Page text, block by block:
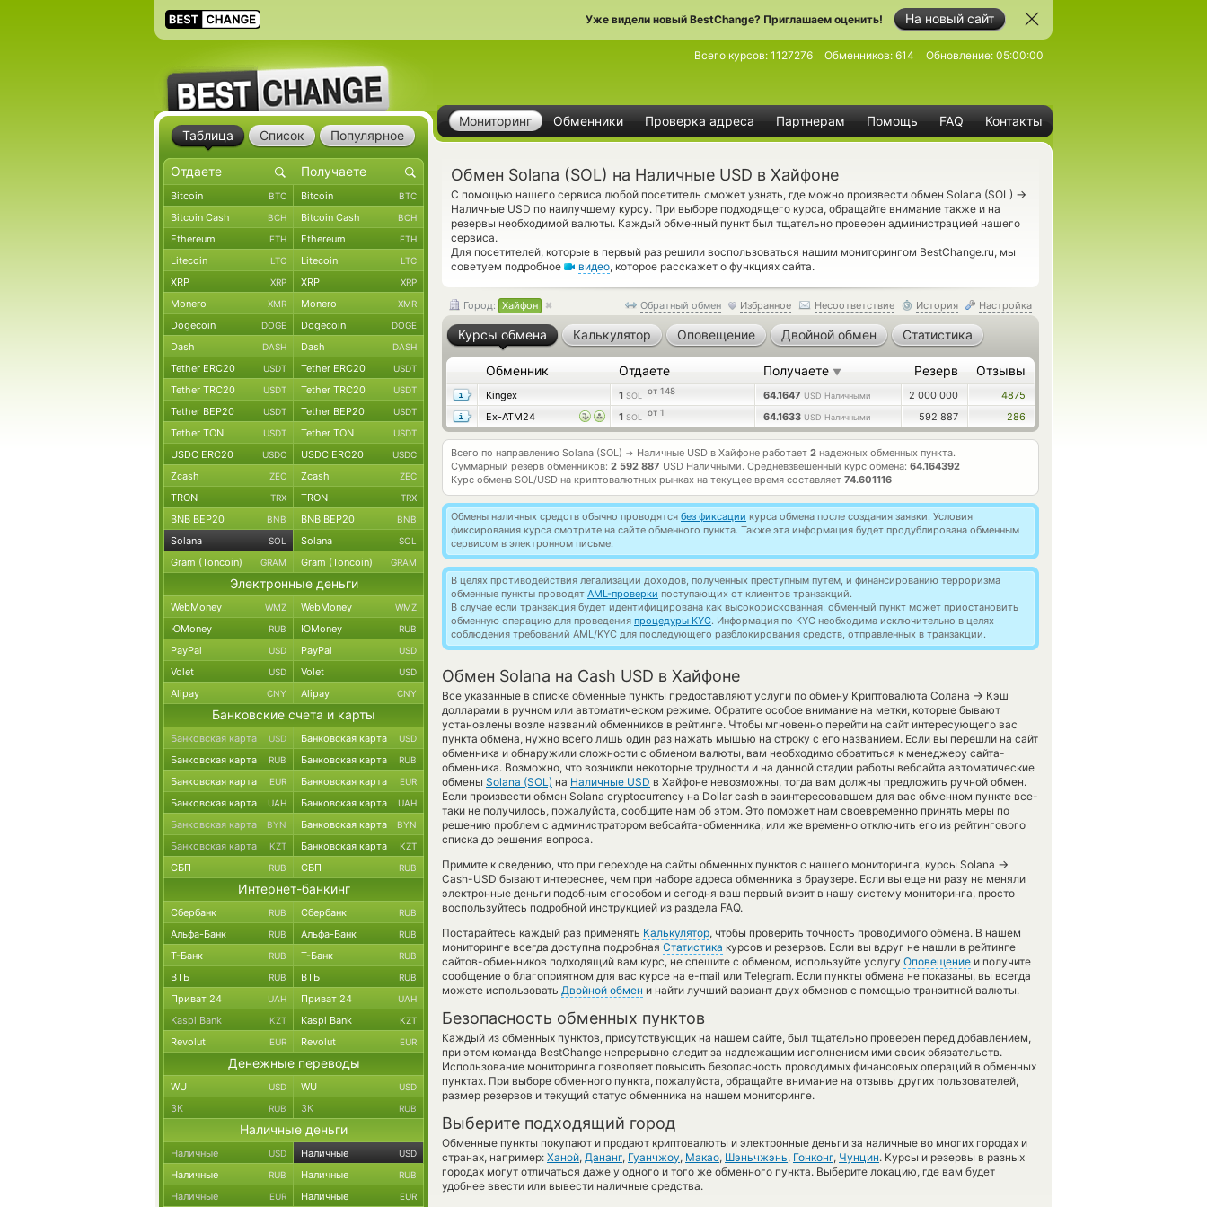
На новый сайт
Уже видели новый BestChange? Приглашаем оценить!
Мониторинг Обменники Проверка адреса Партнерам Помощь FAQ Контакты
Всего курсов: 1127276 Обменников: 614 Обновление: 05:00:00
Обмен Solana (SOL) на Наличные USD в Хайфоне
С помощью нашего сервиса любой посетитель сможет узнать, где можно произвести обмен Solana (SOL) →
Наличные USD по наилучшему курсу. При выборе подходящего курса, обращайте внимание также и на
резервы необходимой валюты. Каждый обменный пункт был тщательно проверен администрацией нашего
сервиса.
Для посетителей, которые в первый раз решили воспользоваться нашим мониторингом BestChange.ru, мы
советуем подробное
видео, которое расскажет о функциях сайта.
Обратный обмен Избранное Несоответствие История Настройка
Город: Хайфон
Курсы обмена Калькулятор Оповещение Двойной обмен Статистика
Обменник Отдаете Получаете ▼ Резерв Отзывы
Kingex 1 SOL от 148 64.1647 USD Наличными 2 000 000
4875
Ex-ATM24
1 SOL от 1 64.1633 USD Наличными 592 887 286
Всего по направлению Solana (SOL) → Наличные USD в Хайфоне работает 2 надежных обменных пункта.
Суммарный резерв обменников: 2 592 887 USD Наличными. Средневзвешенный курс обмена: 64.164392
Курс обмена SOL/USD на криптовалютных рынках на текущее время составляет 74.601116
Обмены наличных средств обычно проводятся без фиксации курса обмена после создания заявки. Условия
фиксирования курса смотрите на сайте обменного пункта. Также эта информация будет продублирована обменным
сервисом в электронном письме.
В целях противодействия легализации доходов, полученных преступным путем, и финансированию терроризма
обменные пункты проводят AML-проверки поступающих от клиентов транзакций.
В случае если транзакция будет идентифицирована как высокорискованная, обменный пункт может приостановить
обменную операцию для проведения процедуры KYC. Информация по KYC необходима исключительно в целях
соблюдения требований AML/KYC для последующего разблокирования средств, отправленных в транзакции.
Обмен Solana на Cash USD в Хайфоне
Все указанные в списке обменные пункты предоставляют услуги по обмену Криптовалюта Солана → Кэш
долларами в ручном или автоматическом режиме. Обратите особое внимание на метки, которые бывают
установлены возле названий обменников в рейтинге. Чтобы мгновенно перейти на сайт интересующего вас
пункта обмена, нужно всего лишь один раз нажать мышью на строку с его названием. Если вы перешли на сайт
обменника и обнаружили сложности с обменом валюты, вам необходимо обратиться к менеджеру сайта-
обменника. Возможно, что возникли некоторые трудности и на данной стадии работы вебсайта автоматические
обмены Solana (SOL) на Наличные USD в Хайфоне невозможны, тогда вам должны предложить ручной обмен.
Если произвести обмен Solana cryptocurrency на Dollar cash в заинтересовавшем для вас обменном пункте все-
таки не получилось, пожалуйста, сообщите нам об этом. Это поможет нам своевременно принять меры по
решению проблем с администратором вебсайта-обменника, или же временно отключить его из рейтингового
списка до решения вопроса.
Примите к сведению, что при переходе на сайты обменных пунктов с нашего мониторинга, курсы Solana →
Cash-USD бывают интереснее, чем при наборе адреса обменника в браузере. Если вы еще ни разу не меняли
электронные деньги подобным способом и сегодня ваш первый визит в нашу систему мониторинга, просто
воспользуйтесь подробной инструкцией из раздела FAQ.
Постарайтесь каждый раз применять Калькулятор, чтобы проверить точность проводимого обмена. В нашем
мониторинге всегда доступна подробная Статистика курсов и резервов. Если вы вдруг не нашли в рейтинге
сайтов-обменников подходящий вам курс, не спешите с обменом, используйте услугу Оповещение и получите
сообщение о благоприятном для вас курсе на e-mail или Telegram. Если пункты обмена не показаны, вы всегда
можете использовать Двойной обмен и найти лучший вариант двух обменов с помощью транзитной валюты.
Безопасность обменных пунктов
Каждый из обменных пунктов, присутствующих на нашем сайте, был тщательно проверен перед добавлением,
при этом команда BestChange непрерывно следит за надлежащим исполнением ими своих обязательств.
Использование мониторинга позволяет повысить безопасность проводимых финансовых операций в обменных
пунктах. При выборе обменного пункта, пожалуйста, обращайте внимание на отзывы других пользователей,
размер резервов и текущий статус обменника на нашем мониторинге.
Выберите подходящий город
Обменные пункты покупают и продают криптовалюты и электронные деньги за наличные во многих городах и
странах, например: Ханой, Дананг, Гуанчжоу, Макао, Шэньчжэнь, Гонконг, Чунцин. Курсы и резервы в разных
городах могут отличаться даже у одного и того же обменного пункта. Выберите локацию, где вам будет
удобнее ввести или вывести наличные средства.
Таблица Список Популярное
Bitcoin BTC Bitcoin BTC
Bitcoin Cash BCH Bitcoin Cash BCH
Ethereum ETH Ethereum ETH
Litecoin LTC Litecoin LTC
XRP XRP XRP XRP
Monero XMR Monero XMR
Dogecoin DOGE Dogecoin DOGE
Dash DASH Dash DASH
Tether ERC20 USDT Tether ERC20 USDT
Tether TRC20 USDT Tether TRC20 USDT
Tether BEP20 USDT Tether BEP20 USDT
Tether TON USDT Tether TON USDT
USDC ERC20 USDC USDC ERC20 USDC
Zcash ZEC Zcash ZEC
TRON TRX TRON TRX
BNB BEP20 BNB BNB BEP20 BNB
Solana SOL Solana SOL
Gram (Toncoin) GRAM Gram (Toncoin) GRAM
Электронные деньги
WebMoney WMZ WebMoney WMZ
ЮMoney RUB ЮMoney RUB
PayPal USD PayPal USD
Volet USD Volet USD
Alipay CNY Alipay CNY
Банковские счета и карты
Банковская карта USD Банковская карта USD
Банковская карта RUB Банковская карта RUB
Банковская карта EUR Банковская карта EUR
Банковская карта UAH Банковская карта UAH
Банковская карта BYN Банковская карта BYN
Банковская карта KZT Банковская карта KZT
СБП RUB СБП RUB
Интернет-банкинг
Сбербанк RUB Сбербанк RUB
Альфа-Банк RUB Альфа-Банк RUB
Т-Банк RUB Т-Банк RUB
ВТБ RUB ВТБ RUB
Приват 24 UAH Приват 24 UAH
Kaspi Bank KZT Kaspi Bank KZT
Revolut EUR Revolut EUR
Денежные переводы
WU USD WU USD
ЗК RUB ЗК RUB
Наличные деньги
Наличные USD Наличные USD
Наличные RUB Наличные RUB
Наличные EUR Наличные EUR